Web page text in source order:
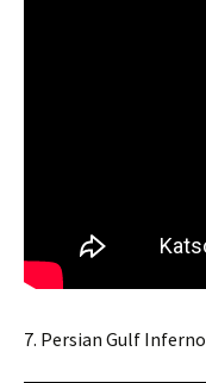
7. Persian Gulf Inferno